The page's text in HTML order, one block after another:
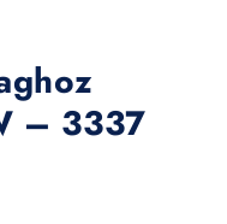
– 3337